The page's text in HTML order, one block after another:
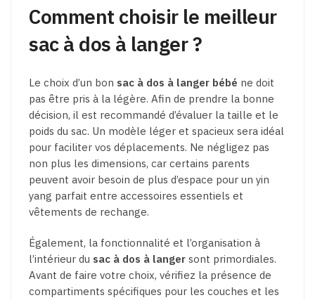
Comment choisir le meilleur
sac à dos à langer ?
Le choix d’un bon sac à dos à langer bébé ne doit
pas être pris à la légère. Afin de prendre la bonne
décision, il est recommandé d’évaluer la taille et le
poids du sac. Un modèle léger et spacieux sera idéal
pour faciliter vos déplacements. Ne négligez pas
non plus les dimensions, car certains parents
peuvent avoir besoin de plus d’espace pour un yin
yang parfait entre accessoires essentiels et
vêtements de rechange.
Également, la fonctionnalité et l’organisation à
l’intérieur du sac à dos à langer sont primordiales.
Avant de faire votre choix, vérifiez la présence de
compartiments spécifiques pour les couches et les